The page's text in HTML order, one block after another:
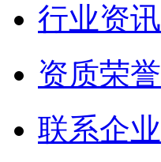
行业资讯
资质荣誉
联系企业